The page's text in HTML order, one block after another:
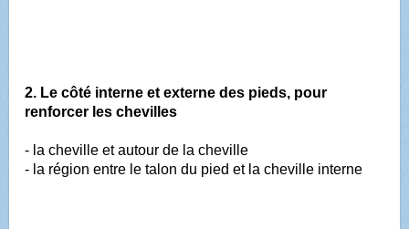
2. Le côté interne et externe des pieds, pour
renforcer les chevilles
- la cheville et autour de la cheville
- la région entre le talon du pied et la cheville interne